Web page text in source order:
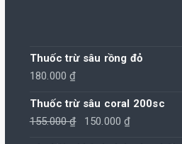
Thuốc trừ sâu rồng đỏ
180.000₫
Thuốc trừ sâu coral 200sc
155.000₫
Giá
150.000₫